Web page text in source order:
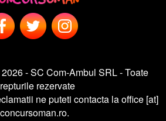
- SC Com-Ambul SRL - Toate
rezervate
ne puteti contacta la office [at]